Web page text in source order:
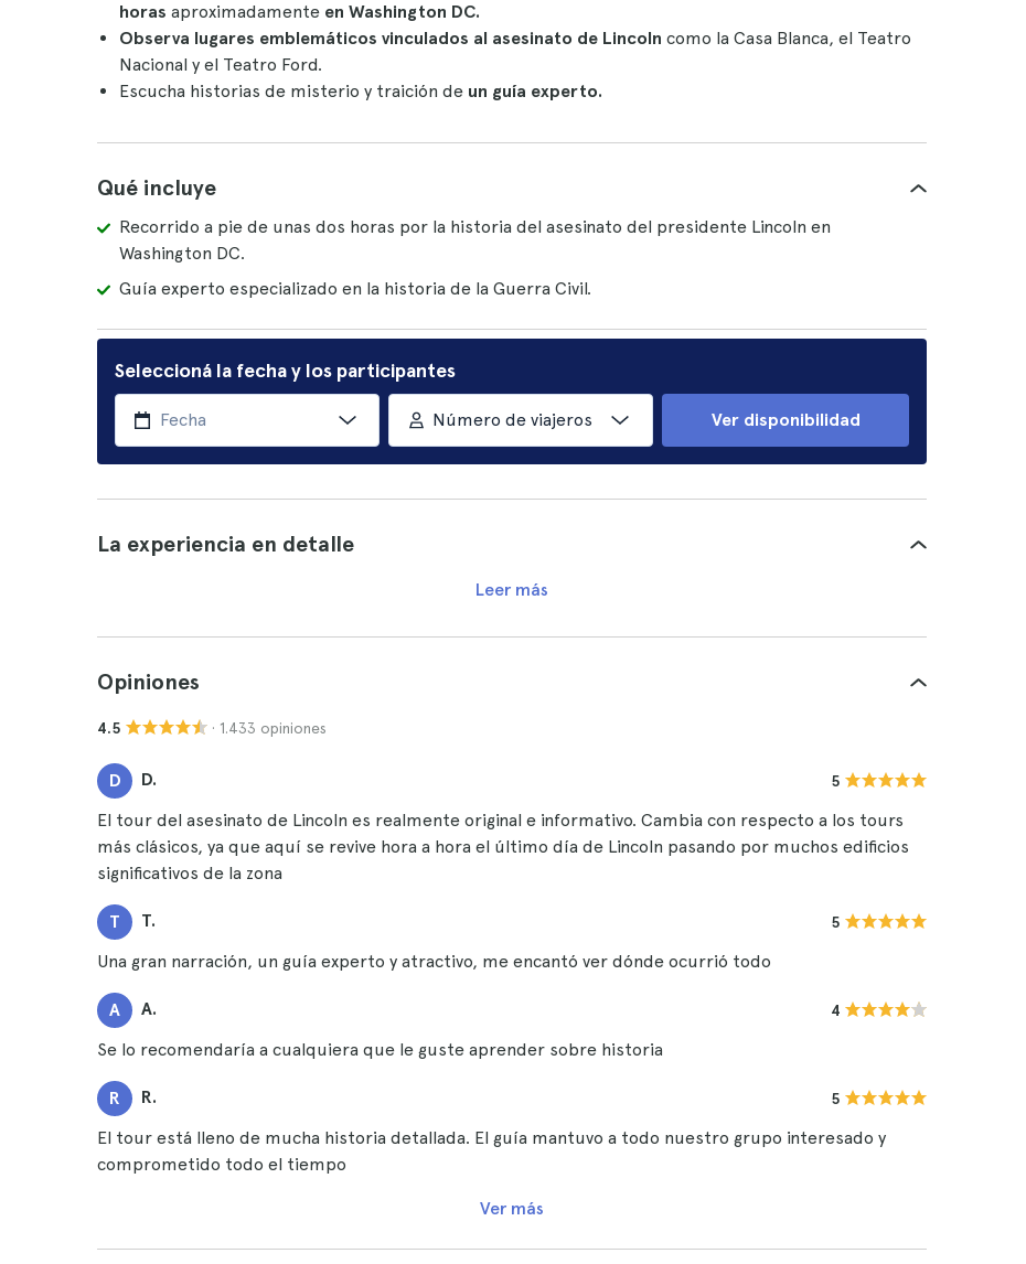
horas aproximadamente en Washington DC.
Observa lugares emblemáticos vinculados al asesinato de Lincoln como la Casa Blanca, el Teatro
Nacional y el Teatro Ford.
Escucha historias de misterio y traición de un guía experto.
Qué incluye
Recorrido a pie de unas dos horas por la historia del asesinato del presidente Lincoln en
Washington DC.
Guía experto especializado en la historia de la Guerra Civil.
Seleccioná la fecha y los participantes
Número de viajeros Ver disponibilidad
La experiencia en detalle
Leer más
Opiniones
4.5 · 1.433 opiniones
D D. 5
El tour del asesinato de Lincoln es realmente original e informativo. Cambia con respecto a los tours
más clásicos, ya que aquí se revive hora a hora el último día de Lincoln pasando por muchos edificios
significativos de la zona
T T. 5
Una gran narración, un guía experto y atractivo, me encantó ver dónde ocurrió todo
A A. 4
Se lo recomendaría a cualquiera que le guste aprender sobre historia
R R. 5
El tour está lleno de mucha historia detallada. El guía mantuvo a todo nuestro grupo interesado y
comprometido todo el tiempo
Ver más